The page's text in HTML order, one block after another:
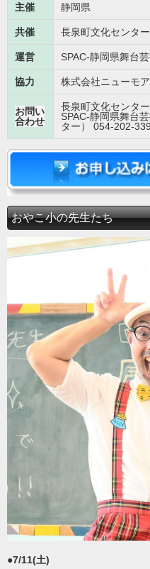
主催 静岡県
共催 長泉町文化センタ
運営 SPAC-静岡県舞台
協力 株式会社ニューモ
お問い
合わせ
長泉町文化センタ
SPAC-静岡県舞台
ター） 054-202-
おやこ小の先生たち
●7/11(土)